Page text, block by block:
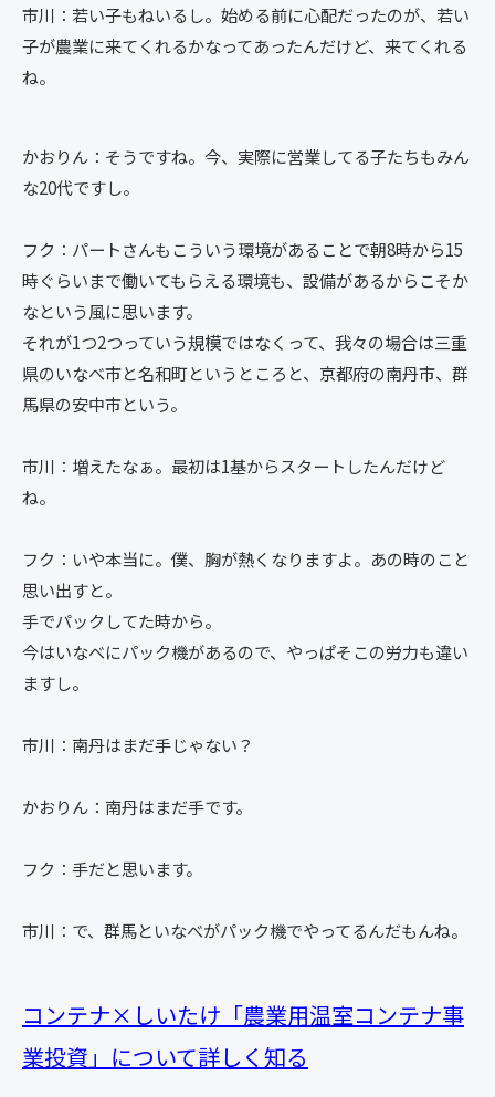
市川：若い子もねいるし。始める前に心配だったのが、若い
子が農業に来てくれるかなってあったんだけど、来てくれる
ね。
かおりん：そうですね。今、実際に営業してる子たちもみん
な20代ですし。
フク：パートさんもこういう環境があることで朝8時から15
時ぐらいまで働いてもらえる環境も、設備があるからこそか
なという風に思います。
それが1つ2つっていう規模ではなくって、我々の場合は三重
県のいなべ市と名和町というところと、京都府の南丹市、群
馬県の安中市という。
市川：増えたなぁ。最初は1基からスタートしたんだけど
ね。
フク：いや本当に。僕、胸が熱くなりますよ。あの時のこと
思い出すと。
手でパックしてた時から。
今はいなべにパック機があるので、やっぱそこの労力も違い
ますし。
市川：南丹はまだ手じゃない？
かおりん：南丹はまだ手です。
フク：手だと思います。
市川：で、群馬といなべがパック機でやってるんだもんね。
コンテナ×しいたけ「農業用温室コンテナ事
業投資」について詳しく知る